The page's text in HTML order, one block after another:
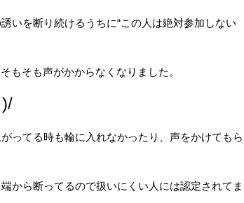
いを断り続けるうちに“この人は絶対参加しない
もそも声がかからなくなりました。
ってる時も輪に入れなかったり、声をかけてもら
から断ってるので扱いにくい人には認定されてま